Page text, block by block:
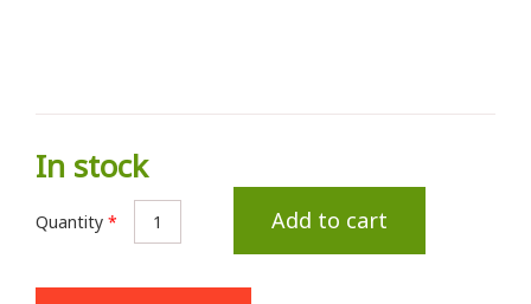
In stock
Quantity * Add to cart